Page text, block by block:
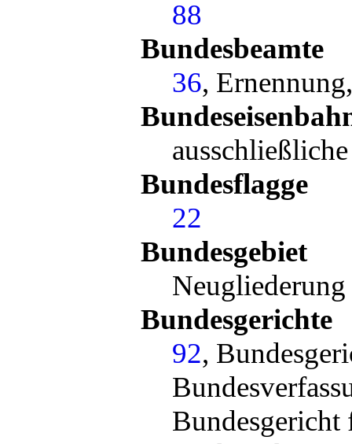
88
Bundesbeamte
36,
Bundesflagge
22
Bundesgebiet
Neugliederung
Bundesgerichte
92,
Bundesgericht